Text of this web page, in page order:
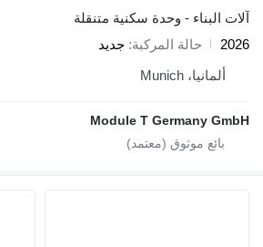
- وحدة سكنية متنقلة
المركبة
جديد
Module T